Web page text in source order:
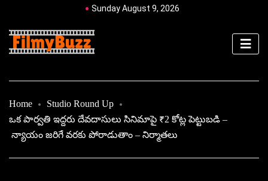
Sunday August 9, 2026
Home
Studio Round Up
ఒక పార్వతి ఇద్దరు దేవదాసులు సినిమాపై ₹2 కోట్ల పెట్టుబడి –
న్యాయం జరిగే వరకు పోరాడుతాం – నిర్మాతలు